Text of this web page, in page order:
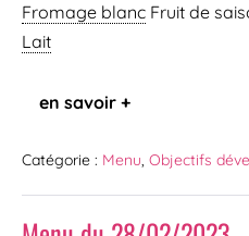
Fromage blanc Fruit de
Lait
en savoir +
Catégorie : Menu, Objectifs